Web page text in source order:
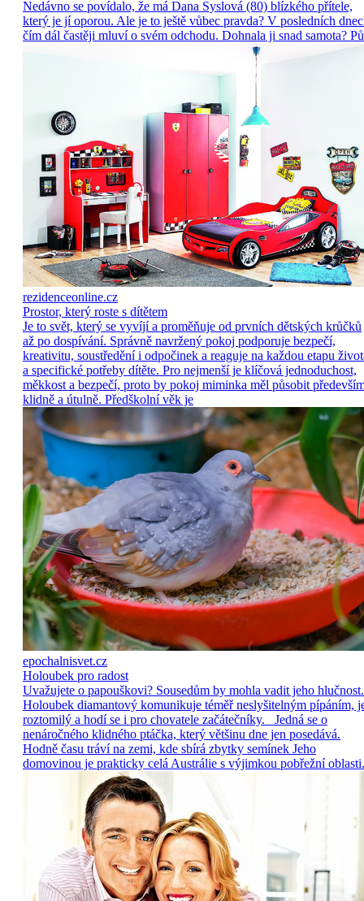
Nedávno se povídalo, že má Dana Syslová (80) blízkého přítele,
který je jí oporou. Ale je to ještě vůbec pravda? V posledních
čím dál častěji mluví o svém odchodu. Dohnala ji snad samota?
rezidenceonline.cz
Prostor, který roste s dítětem
Je to svět, který se vyvíjí a proměňuje od prvních dětských krůčků
až po dospívání. Správně navržený pokoj podporuje bezpečí,
kreativitu, soustředění i odpočinek a reaguje na každou etapu
a specifické potřeby dítěte. Pro nejmenší je klíčová jednoduchost,
měkkost a bezpečí, proto by pokoj miminka měl působit
klidně a útulně. Předškolní věk je
epochalnisvet.cz
Holoubek pro radost
Uvažujete o papouškovi? Sousedům by mohla vadit jeho hlučnost.
Holoubek diamantový komunikuje téměř neslyšitelným pípáním,
roztomilý a hodí se i pro chovatele začátečníky. Jedná se o
nenáročného klidného ptáčka, který většinu dne jen posedává.
Hodně času tráví na zemi, kde sbírá zbytky semínek Jeho
domovinou je prakticky celá Austrálie s výjimkou pobřežní oblasti.